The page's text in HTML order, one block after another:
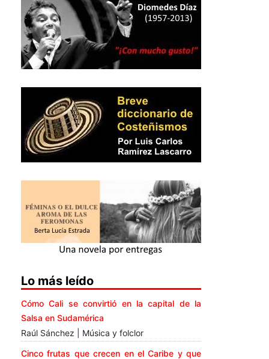
Lo más leído
Cómo Cali se convirtió en la capital de la
Salsa en Sudamérica
Raúl Sánchez | Música y folclor
Cinco frutas que crecen en el Caribe y que